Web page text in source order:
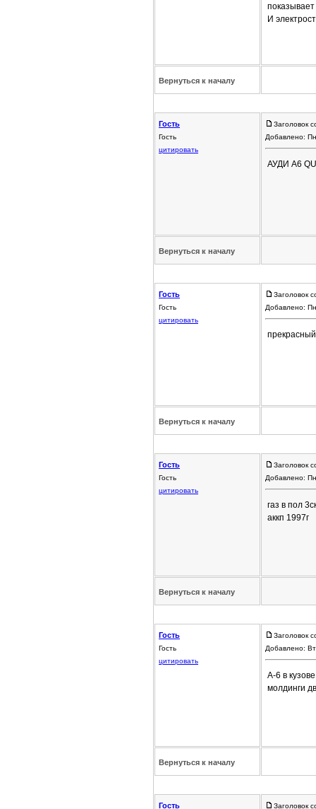
И
Вернуться к началу
Гость
Гость
цитировать
Заголовок
Добавлено:
АУДИ А6
Вернуться к началу
Гость
Гость
цитировать
Заголовок
Добавлено:
Вернуться к началу
Гость
Гость
цитировать
Заголовок
Добавлено:
газ в пол
аккп 1997г
Вернуться к началу
Гость
Гость
цитировать
Заголовок
Добавлено:
А-6 в
молдинги
Вернуться к началу
Гость Заголовок